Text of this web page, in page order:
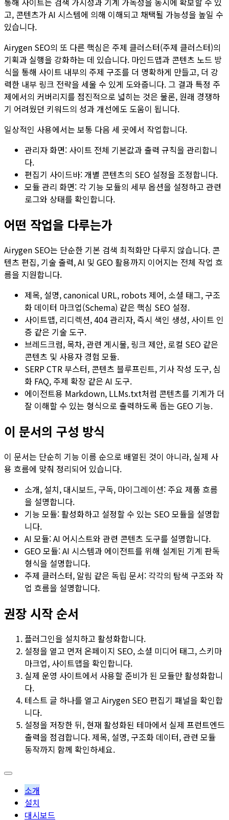
고, 콘텐츠가 AI 시스템에 의해 이해되고 채택될 가능성을 높일 수
있습니다.
Airygen SEO의 또 다른 핵심은 주제 클러스터(주제 클러스터)의
기획과 실행을 강화하는 데 있습니다. 마인드맵과 콘텐츠 노드 방
식을 통해 사이트 내부의 주제 구조를 더 명확하게 만들고, 더 강
력한 내부 링크 전략을 세울 수 있게 도와줍니다. 그 결과 특정 주
제에서의 커버리지를 점진적으로 넓히는 것은 물론, 원래 경쟁하
기 어려웠던 키워드의 성과 개선에도 도움이 됩니다.
일상적인 사용에서는 보통 다음 세 곳에서 작업합니다.
관리자 화면: 사이트 전체 기본값과 출력 규칙을 관리합니
다.
편집기 사이드바: 개별 콘텐츠의 SEO 설정을 조정합니다.
모듈 관리 화면: 각 기능 모듈의 세부 옵션을 설정하고 관련
로그와 상태를 확인합니다.
어떤 작업을 다루는가
Airygen SEO는 단순한 기본 검색 최적화만 다루지 않습니다. 콘
텐츠 편집, 기술 출력, AI 및 GEO 활용까지 이어지는 전체 작업 흐
름을 지원합니다.
제목, 설명, canonical URL, robots 제어, 소셜 태그, 구조
화 데이터 마크업(Schema) 같은 핵심 SEO 설정.
사이트맵, 리디렉션,404 관리자,즉시 색인 생성, 사이트 인
증 같은 기술 도구.
브레드크럼, 목차,관련 게시물, 링크 제안, 로컬 SEO 같은
콘텐츠 및 사용자 경험 모듈.
SERP CTR 부스터, 콘텐츠 블루프린트, 기사 작성 도구,심
화 FAQ, 주제 확장 같은 AI 도구.
에이전트용 Markdown, LLMs.txt처럼 콘텐츠를 기계가 더
잘 이해할 수 있는 형식으로 출력하도록 돕는 GEO 기능.
이 문서의 구성 방식
이 문서는 단순히 기능 이름 순으로 배열된 것이 아니라, 실제 사
용 흐름에 맞춰 정리되어 있습니다.
소개, 설치, 대시보드, 구독, 마이그레이션: 주요 제품 흐름
을 설명합니다.
기능 모듈: 활성화하고 설정할 수 있는 SEO 모듈을 설명합
니다.
AI 모듈:AI 어시스트와 관련 콘텐츠 도구를 설명합니다.
GEO 모듈: AI 시스템과 에이전트를 위해 설계된 기계 판독
형식을 설명합니다.
주제 클러스터, 알림 같은 독립 문서: 각각의 탐색 구조와 작
업 흐름을 설명합니다.
권장 시작 순서
플러그인을 설치하고 활성화합니다.
설정을 열고 먼저 온페이지 SEO, 소셜 미디어 태그,스키마
마크업, 사이트맵을 확인합니다.
실제 운영 사이트에서 사용할 준비가 된 모듈만 활성화합니
다.
테스트 글 하나를 열고 Airygen SEO 편집기 패널을 확인합
니다.
설정을 저장한 뒤, 현재 활성화된 테마에서 실제 프런트엔드
출력을 점검합니다. 제목, 설명, 구조화 데이터, 관련 모듈
동작까지 함께 확인하세요.
소개
설치
대시보드